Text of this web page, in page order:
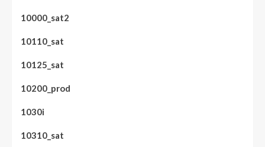
10000_sat2
10110_sat
10125_sat
10200_prod
1030i
10310_sat